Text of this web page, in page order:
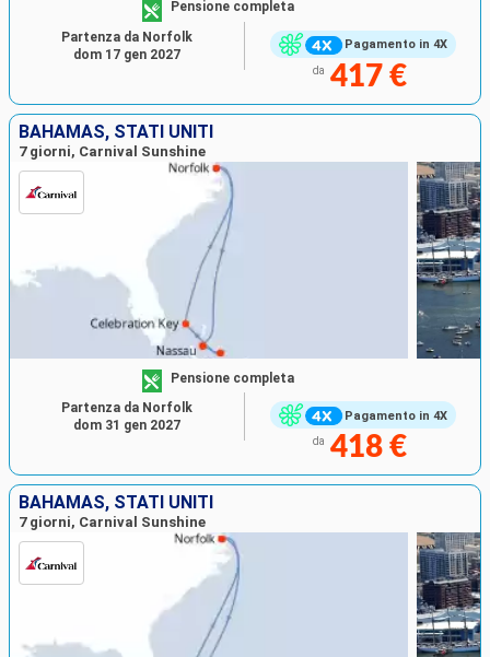
Pagamento in 4X
Pensione completa
da 417 €
Partenza da Norfolk
dom 17 gen 2027
BAHAMAS, STATI UNITI
7 giorni, Carnival Sunshine
Pagamento in 4X
Pensione completa
da 418 €
Partenza da Norfolk
dom 31 gen 2027
BAHAMAS, STATI UNITI
7 giorni, Carnival Sunshine